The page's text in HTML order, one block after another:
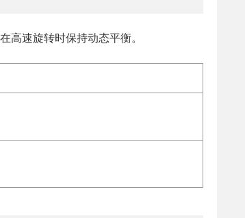
高速旋转时保持动态平衡。